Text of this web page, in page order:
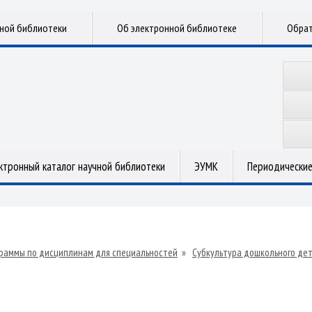
библиотеки Об электронной библиотеке
каталог научной библиотеки ЭУМК
по дисциплинам для специальностей » Субкультура дошкольного